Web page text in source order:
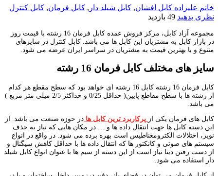
خانم علیزاده کابل افشان, کابل شیلد دار , کابل فرمان, کابل کنترل
نظری بدهید 49 بازدید
مجموعه آراد کابل، مرکز فروش عمده کابل فرمان 16 رشته با قیمت روز
در بازار کابل به مشتریان این کابل ها می باشد. کابل کنترل در سایزهای
متنوع و با بهترین قیمت به مشتریان در سراسر ایران عرضه می شود.
سایز های مختلف کابل فرمان 16 رشته
کابل فرمان 16 رشته کابل 16 رشته ای خواهد بود که سطح مقطع هر کدام
از رشته ها با سطح مقاطع پایین( حداقل 0/25 و حداکثر 2/5 میلی متر مربع )
می باشد.
کابل های فرمان یکی از پرکاربرد ترین کابل ها در حوزه صنعت می باشد. از
این دسته کابل ها جهت انتقال داده ها و … در مکان هایی که نیاز به حذف
نویز، اختلالات الکترومغناطیس است بهره برده می شود. در واقع در انواع
سیستم های صوتی و کانکتور ها که انتقال داده ها با حداقل کاهش سیگنال و
از دست رفتن دیتا نیاز است از این دسته از سیم ها با عنوان انواع کابل شیلد
دار استفاده می شود.